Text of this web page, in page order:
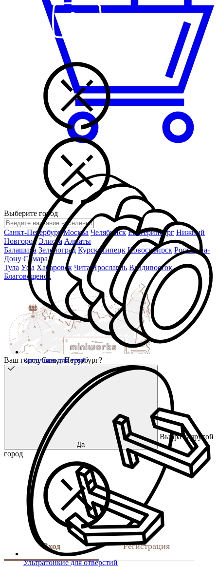
Заглушки для труб
Ультратонкие для отверстий
Выберите город
Санкт-Петербург Москва Челябинск Екатеринбург Нижний
Новгород Элиста Алматы
Балашиха Зеленоград Курск Липецк Новосибирск Ростов-на-
Дону Самара
Тула Уфа Хабаровск Чита Ярославль Владивосток
Благовещенск
Ваш город Санкт-Петербург?
Да
Выбрать другой
город
Вход Регистрация